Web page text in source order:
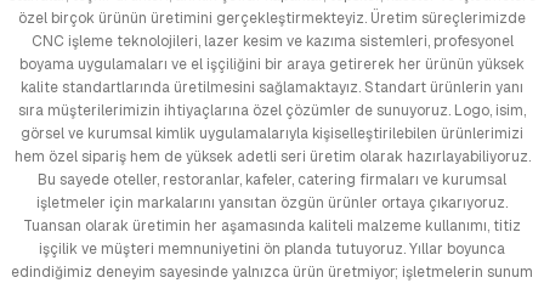
özel birçok ürünün üretimini gerçekleştirmekteyiz. Üretim süreçlerimizde
CNC işleme teknolojileri, lazer kesim ve kazıma sistemleri, profesyonel
boyama uygulamaları ve el işçiliğini bir araya getirerek her ürünün yüksek
kalite standartlarında üretilmesini sağlamaktayız. Standart ürünlerin yanı
sıra müşterilerimizin ihtiyaçlarına özel çözümler de sunuyoruz. Logo, isim,
görsel ve kurumsal kimlik uygulamalarıyla kişiselleştirilebilen ürünlerimizi
hem özel sipariş hem de yüksek adetli seri üretim olarak hazırlayabiliyoruz.
Bu sayede oteller, restoranlar, kafeler, catering firmaları ve kurumsal
işletmeler için markalarını yansıtan özgün ürünler ortaya çıkarıyoruz.
Tuansan olarak üretimin her aşamasında kaliteli malzeme kullanımı, titiz
işçilik ve müşteri memnuniyetini ön planda tutuyoruz. Yıllar boyunca
edindiğimiz deneyim sayesinde yalnızca ürün üretmiyor; işletmelerin sunum